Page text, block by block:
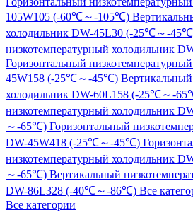
105W105 (-60℃～-105℃)
холодильник DW-45L30 (-25℃～-
низкотемпературный холодильник
Горизонтальный
45W158 (-25℃～-45℃)
холодильник DW-60L158 (-25℃～-
низкотемпературный холодильник
～-65℃) Горизонтальный
DW-45W418 (-25℃～-45℃)
низкотемпературный холодильник
～-65℃) Вертикальный
DW-86L328 (-40℃～-86℃) Все
Все категории